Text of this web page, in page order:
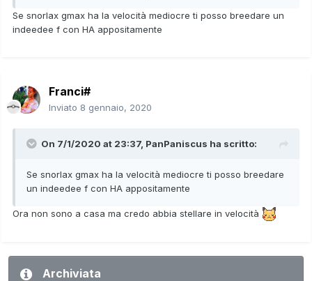
Se snorlax gmax ha la velocità mediocre ti posso breedare un
indeedee f con HA appositamente
Franci#
Inviato 8 gennaio, 2020
On 7/1/2020 at 23:37, PanPaniscus ha scritto:
Se snorlax gmax ha la velocità mediocre ti posso breedare
un indeedee f con HA appositamente
Ora non sono a casa ma credo abbia stellare in velocità
Archiviata